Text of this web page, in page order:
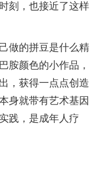
刻，也接近了这样
做的拼豆是什么精
胺颜色的小作品，
，获得一点点创造
身就带有艺术基因
践，是成年人疗